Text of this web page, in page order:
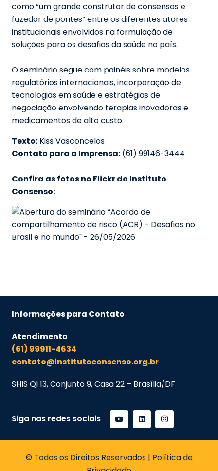
como “um grande construtor de consensos e
fazedor de pontes” entre os diferentes atores
institucionais envolvidos na formulação de
soluções para os desafios da saúde no país.
O seminário segue com painéis sobre modelos
regulatórios internacionais, incorporação de
tecnologias em saúde e estratégias de
negociação envolvendo terapias inovadoras e
medicamentos de alto custo.
Texto: Kiss Vasconcelos
Contato para a Imprensa: (61) 99146-3444
Confira as fotos no Flickr do Instituto
Consenso:
Informações para Contato
Atendimento
(61) 99911-4634
contato@institutoconsenso.org.br
SHIS QI 13, Conjunto 9, Casa 22 – Brasília/DF
Siga nas redes sociais
© Todos os Direitos Reservados | Política de